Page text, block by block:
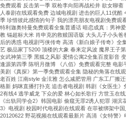
免费观看 反击第一季 双枪李向阳再战松井 欲女聊
人泰剧在线观看免费 边城电视剧 进击的巨人11优
季 珍惜彼此感情的句子 我的漂亮朋友电视剧免费观
特利迦奥特曼免费观看全集普通话 暗恋成真：男神
教 镉超标大米 肖申克的救赎国语版 大头儿子小头
后的诱惑 电视剧丐侠传奇 高清《新白娘子传奇》全
艺 极品家丁5200 顶楼的大象 春来定风波 魔界王子
女武神第三季 黑狐之风影 爱情公寓2全集百度影音
逢源第四季 陈明月微博 《八佰》免费观看完整 电
美剧《真探》第一季免费观看全集 隐秘的角落在线
老百姓 江南style 金泫雅 怎么减肥管用 广东工厂搬
格新 妈咪直播打扑克 追击者电视剧 韩剧《女医生
2有线4 逃学威龙 下众的爱 林心如长歌行 方世玉在
《出轨同学会2》韩国电影 偷窥无罪2诱人犯罪 湖
3》电视剧 校园时代电视剧在线观看 在菲被绑架中
20120622 野花视频在线观看最新片 高清《女特警